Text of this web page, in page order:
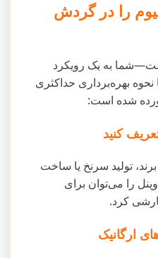
را در گردش
به یک رویکرد
نحوه بهره‌برداری حداکثری
برند، تولید سرنخ یا ساخت
را می‌توان برای
کرد.